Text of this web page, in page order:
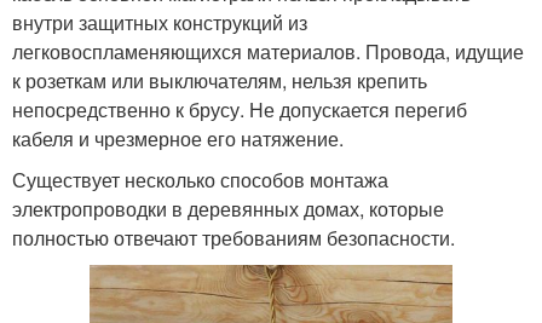
внутри защитных конструкций из
легковоспламеняющихся материалов. Провода, идущие
к розеткам или выключателям, нельзя крепить
непосредственно к брусу. Не допускается перегиб
кабеля и чрезмерное его натяжение.
Существует несколько способов монтажа
электропроводки в деревянных домах, которые
полностью отвечают требованиям безопасности.